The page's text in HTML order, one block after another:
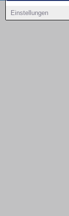
Einstellungen
Copyright © 2000 -